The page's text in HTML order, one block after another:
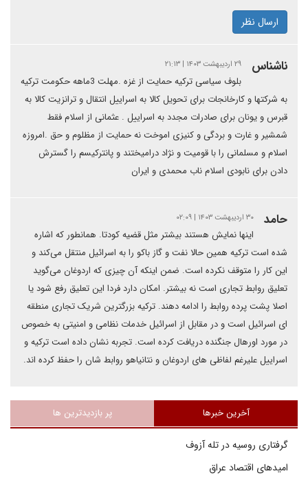
ارسال نظر
ناشناس ۲۹ اردیبهشت ۱۴۰۳ | ۲۱:۱۳
بلوف سیاسی ترکیه حمایت از غزه .مهلت 3ماهه حکومت ترکیه
به شرکتها و کارخانجات برای تحویل کالا به اسراییل انتقال و ترانزیت کالا به
قبرس و یونان برای صادرات مجدد به اسراییل . عثمانی از اسلام فقط
شمشیر و غارت و بردگی و کنیزی اموخت نه حمایت از مظلوم و حق .امروزه
اسلام و مسلمانی را با قومیت و نژاد درامیختند و پانترکیسم را گسترش
دادن برای نابودی اسلام ناب محمدی و ایران
حامد ۳۰ اردیبهشت ۱۴۰۳ | ۰۲:۰۹
اینها نمایش هستند بیشتر مثل قضیه کودتا. همانطور که اشاره
شده است ترکیه همین حالا نفت و گاز باکو را به اسرائیل منتقل می‌کند و
این کار را متوقف نکرده است. ضمن اینکه آن چیزی که اردوغان می‌گوید
تعلیق روابط تجاری است نه بیشتر. امکان دارد فردا این تعلیق رفع شود یا
اصلا پشت پرده روابط را ادامه دهند. ترکیه بزرگترین شریک تجاری منطقه
ای اسرائیل است و در مقابل از اسرائیل خدمات نظامی و امنیتی به خصوص
در مورد اورهال جنگنده دریافت کرده است. تجربه نشان داده است ترکیه و
اسراییل علیرغم لفاظی های اردوغان و نتانیاهو روابط شان را حفظ کرده اند.
آخرین خبرها پر بازدیدترین ها
گرفتاری روسیه در تله آزوف
امیدهای اقتصاد عراق